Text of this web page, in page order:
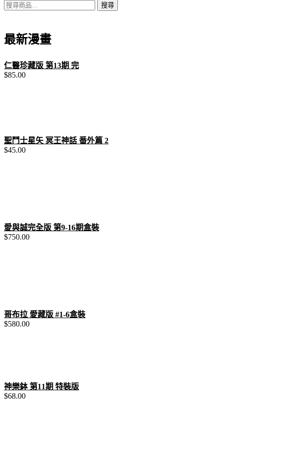
搜
鍵
搜尋
最新漫畫
仁醫珍藏版 第13期 完
$85.00
聖鬥士星矢 冥王神話 番外篇 2
$45.00
愛與誠完全版 第9-16期盒裝
$750.00
哥布拉 愛藏版 #1-6盒裝
$580.00
神樂鉢 第11期 特裝版
$68.00